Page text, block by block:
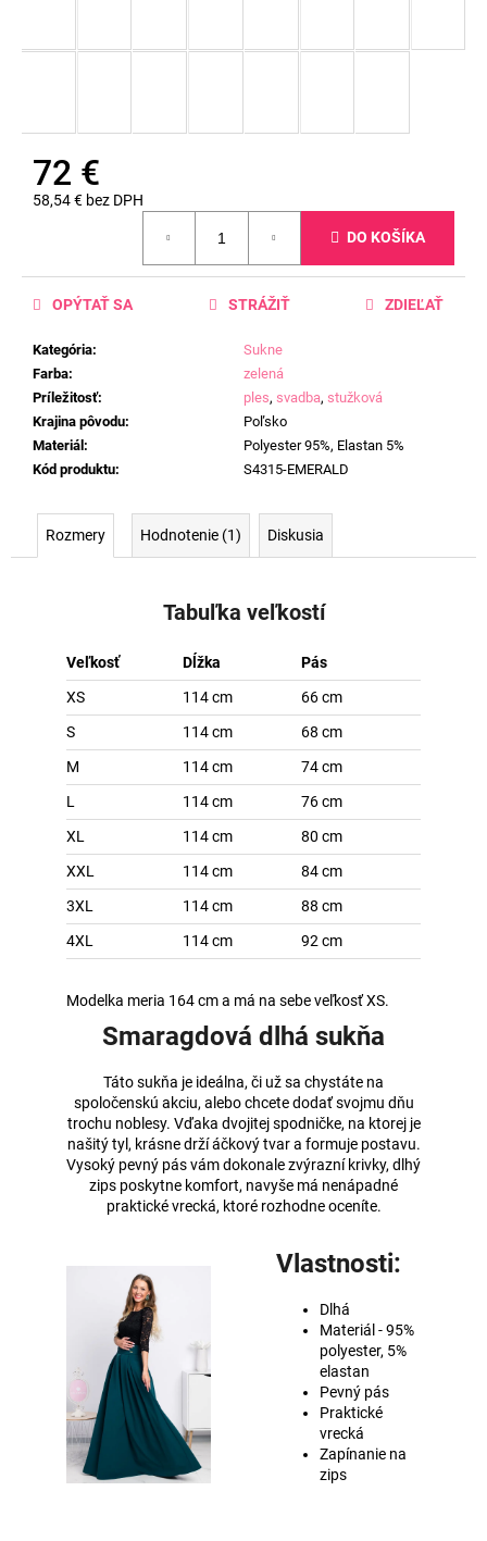
72 €
58,54 € bez DPH
DO KOŠÍKA
Kategória:
Sukne
Farba:
zelená
Príležitosť: ples, svadba, stužková
Krajina pôvodu:
Poľsko
Materiál :
Polyester 95%, Elastan 5%
Kód produktu: S4315-EMERALD
OPÝTAŤ SA STRÁŽIŤ ZDIEĽAŤ
Rozmery Hodnotenie (1) Diskusia
Tabuľka veľkostí
Veľkosť Dĺžka
Pás
XS
114 cm
66 cm
S
114 cm
68 cm
M
114 cm
74 cm
L
114 cm
76 cm
XL
114 cm
80 cm
XXL
114 cm
84 cm
3XL
114 cm
88 cm
4XL
114 cm 92 cm
Modelka meria 164 cm a má na sebe veľkosť XS.
Smaragdová dlhá sukňa
Táto sukňa je ideálna, či už sa chystáte na
spoločenskú akciu, alebo chcete dodať svojmu dňu
trochu noblesy. Vďaka dvojitej spodničke, na ktorej je
našitý tyl, krásne drží áčkový tvar a formuje postavu.
Vysoký pevný pás vám dokonale zvýrazní krivky, dlhý
zips poskytne komfort, navyše má nenápadné
praktické vrecká, ktoré rozhodne oceníte.
Vlastnosti:
Dlhá
Materiál - 95%
polyester, 5%
elastan
Pevný pás
Praktické
vrecká
Zapínanie na
zips